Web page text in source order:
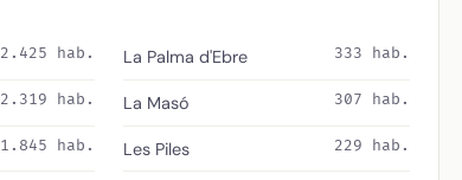
2.425 hab.
2.319 hab.
1.845 hab.
La Palma d'Ebre 333 hab.
La Masó 307 hab.
Les Piles 229 hab.